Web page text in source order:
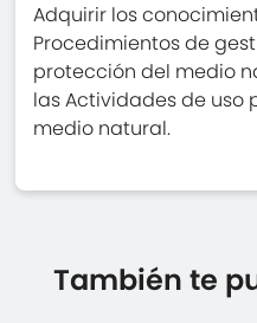
Adquirir los
Procedimientos de
protección del medio
las Actividades de uso
medio natural.
También te